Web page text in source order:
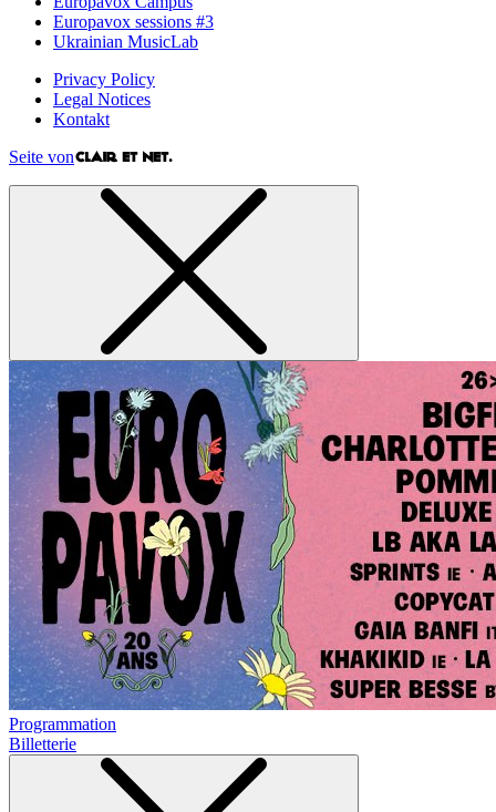
Europavox sessions #3
Ukrainian MusicLab
Privacy Policy
Legal Notices
Kontakt
Seite von
Programmation
Billetterie